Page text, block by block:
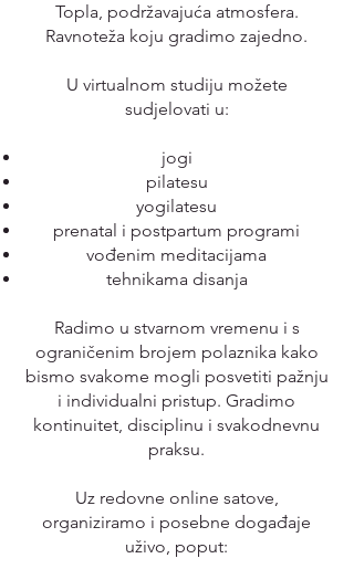
Topla, podržavajuća atmosfera.
Ravnoteža koju gradimo zajedno.
U virtualnom studiju možete
sudjelovati u:
jogi
pilatesu
yogilatesu
prenatal i postpartum programi
vođenim meditacijama
tehnikama disanja
Radimo u stvarnom vremenu i s
ograničenim brojem polaznika kako
bismo svakome mogli posvetiti pažnju
i individualni pristup. Gradimo
kontinuitet, disciplinu i svakodnevnu
praksu.
Uz redovne online satove,
organiziramo i posebne događaje
uživo, poput: